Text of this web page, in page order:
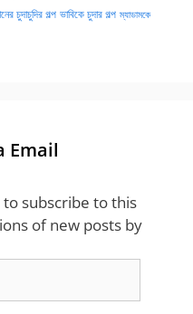
চুদাচুদির গল্প ভাবিকে চুদার গল্প ম্যাডামকে
Email
subscribe to this
of new posts by